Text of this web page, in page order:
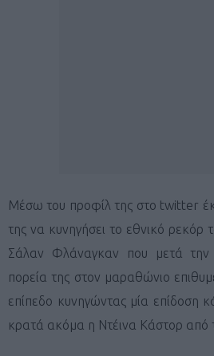
Μέσω του προφίλ της στο twitter
της να κυνηγήσει το εθνικό
Σάλαν Φλάναγκαν που μετά την
πορεία της στον μαραθώνιο
επίπεδο κυνηγώντας μία επίδοση
κρατά ακόμα η Ντέινα Κάστορ από